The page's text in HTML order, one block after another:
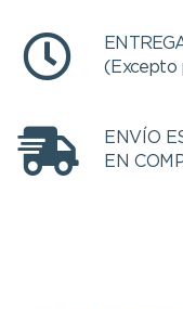
(Excepto
ENVÍO
EN